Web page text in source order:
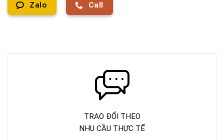
Zalo Call
TRAO ĐỔI THEO
NHU CẦU THỰC TẾ